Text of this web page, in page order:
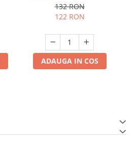
132 RON
122 RON
ADAUGA IN COS